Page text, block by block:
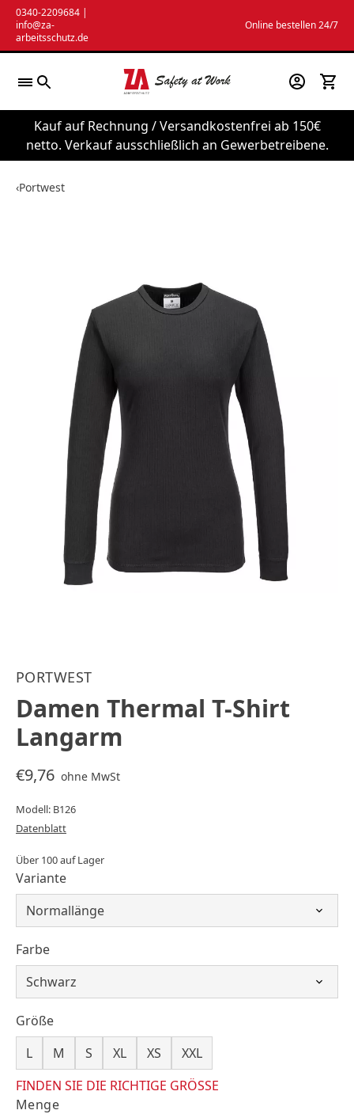
Zum
Inhalt
springen
0340-2209684 |
info@za-
arbeitsschutz.de
Online bestellen 24/7
Kauf auf Rechnung / Versandkostenfrei ab 150€
netto. Verkauf ausschließlich an Gewerbetreibene.
‹Portwest
PORTWEST
Damen Thermal T-Shirt
Langarm
€9,76 ohne MwSt
Modell: B126
Datenblatt
Über 100 auf Lager
Variante
Farbe
Größe
L
M S XL XS
XXL
FINDEN SIE DIE RICHTIGE GRÖSSE
Menge